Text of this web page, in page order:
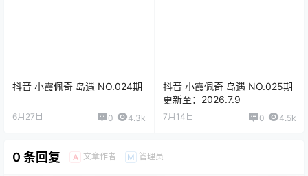
抖音 小霞佩奇 岛遇 NO.024期
6月27日 0 4.3k
抖音 小霞佩奇 岛遇 NO.025期
更新至：2026.7.9
7月14日 0 4.5k
0 条回复 A 文章作者 M 管理员